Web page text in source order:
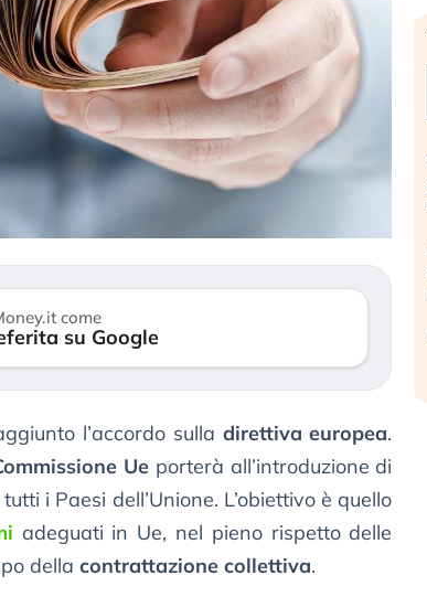
come
su Google
l’accordo sulla direttiva europea.
Ueporterà all’introduzione di
i Paesi dell’Unione. L’obiettivo è quello
adeguati in Ue, nel pieno rispetto delle
della contrattazione collettiva.
il
«La mia vita è rovinata». Investitori
in preda al panico dopo lo scoppio
Kospi, mentre gli investitori retail (…)
30 luglio 2026